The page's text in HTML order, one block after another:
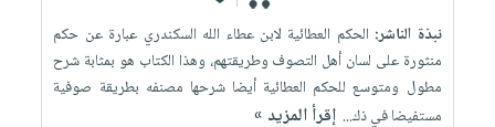
نبذة الناشر: الحكم العطائية لابن عطاء الله السكندري عبارة عن حكم
منثورة على لسان أهل التصوف وطريقتهم، وهذا الكتاب هو بمثابة شرح
مطول ومتوسع للحكم العطائية أيضا شرحها مصنفه بطريقة صوفية
مستفيضا في ذك... إقرأ المزيد »